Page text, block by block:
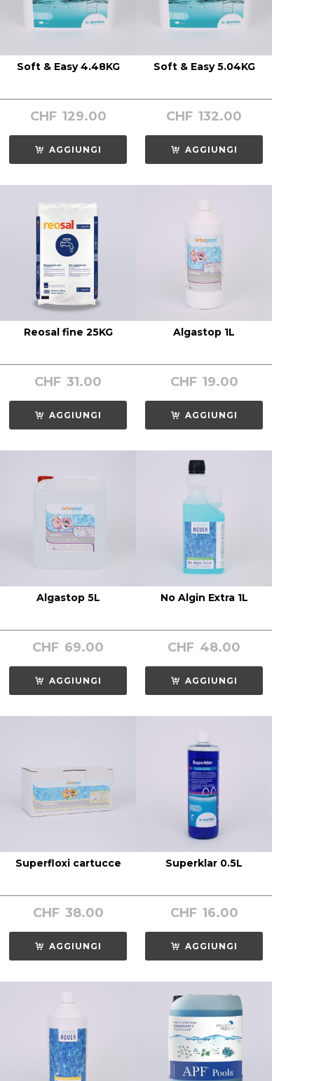
Soft & Easy 4.48KG
CHF 129.00
AGGIUNGI
Soft & Easy 5.04KG
CHF 132.00
AGGIUNGI
Reosal fine 25KG
CHF 31.00
AGGIUNGI
Algastop 1L
CHF 19.00
AGGIUNGI
Algastop 5L
CHF 69.00
AGGIUNGI
No Algin Extra 1L
CHF 48.00
AGGIUNGI
Superfloxi cartucce
CHF 38.00
AGGIUNGI
Superklar 0.5L
CHF 16.00
AGGIUNGI